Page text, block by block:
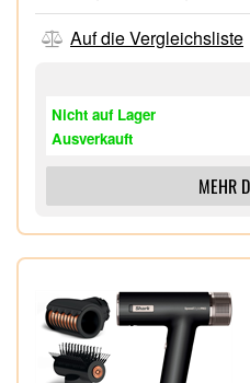
Auf die Vergleichsliste
Nicht auf Lager
Ausverkauft
MEHR